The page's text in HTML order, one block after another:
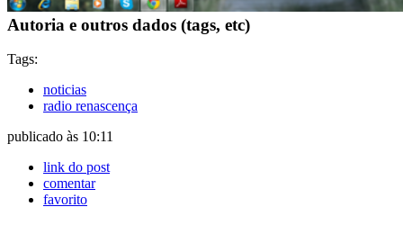
Autoria e outros dados (tags, etc)
Tags:
noticias
radio renascença
publicado às 10:11
link do post
comentar
favorito